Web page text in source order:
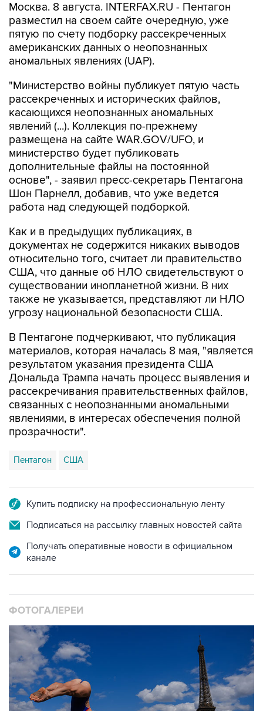
Москва. 8 августа. INTERFAX.RU - Пентагон
разместил на своем сайте очередную, уже
пятую по счету подборку рассекреченных
американских данных о неопознанных
аномальных явлениях (UAP).
"Министерство войны публикует пятую часть
рассекреченных и исторических файлов,
касающихся неопознанных аномальных
явлений (...). Коллекция по-прежнему
размещена на сайте WAR.GOV/UFO, и
министерство будет публиковать
дополнительные файлы на постоянной
основе", - заявил пресс-секретарь Пентагона
Шон Парнелл, добавив, что уже ведется
работа над следующей подборкой.
Как и в предыдущих публикациях, в
документах не содержится никаких выводов
относительно того, считает ли правительство
США, что данные об НЛО свидетельствуют о
существовании инопланетной жизни. В них
также не указывается, представляют ли НЛО
угрозу национальной безопасности США.
В Пентагоне подчеркивают, что публикация
материалов, которая началась 8 мая, "является
результатом указания президента США
Дональда Трампа начать процесс выявления и
рассекречивания правительственных файлов,
связанных с неопознанными аномальными
явлениями, в интересах обеспечения полной
прозрачности".
Пентагон США
Купить подписку на профессиональную ленту
Подписаться на рассылку главных новостей сайта
Получать оперативные новости в официальном
канале
ФОТОГАЛЕРЕИ